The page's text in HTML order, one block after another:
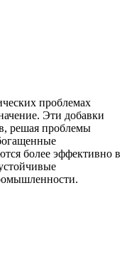
проблемах
Эти добавки
решая проблемы
более эффективно в